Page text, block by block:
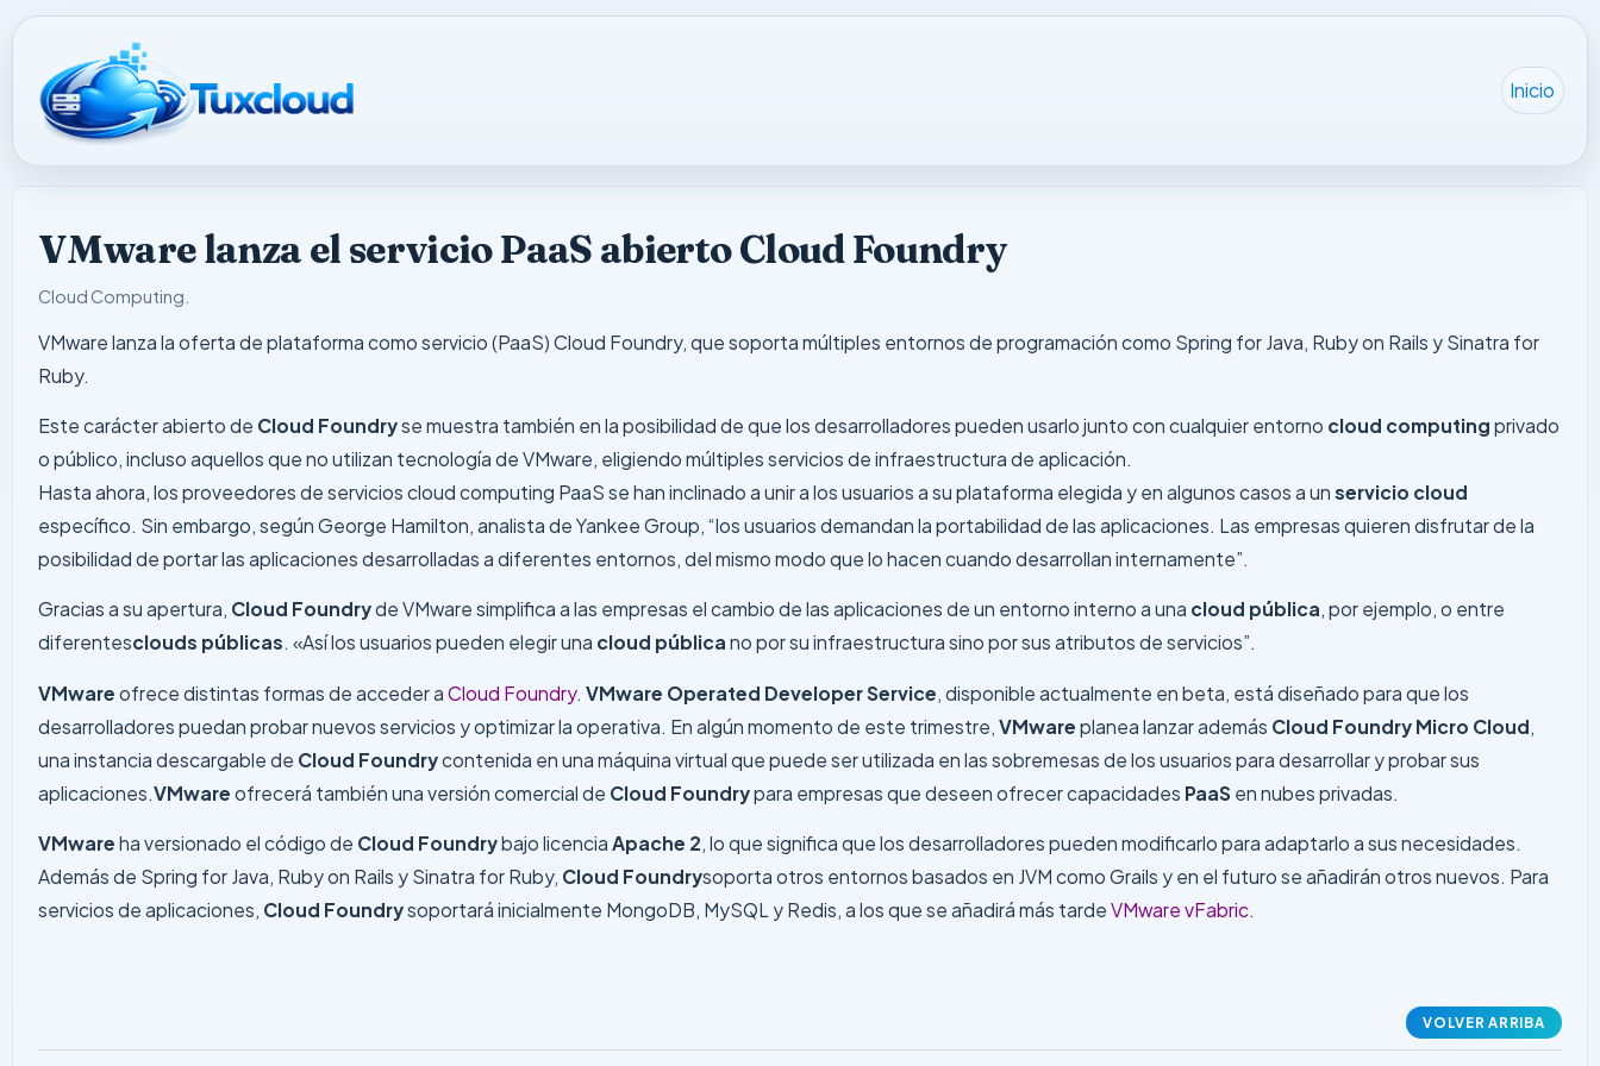
Inicio
VMware lanza el servicio PaaS abierto Cloud Foundry
Cloud Computing
VMware lanza la oferta de plataforma como servicio (PaaS) Cloud Foundry, que soporta múltiples entornos de programación como Spring for Java, Ruby on Rails y Sinatra for
Ruby.
Este carácter abierto de Cloud Foundryse muestra también en la posibilidad de que los desarrolladores pueden usarlo junto con cualquier entorno cloud computing privado
o público, incluso aquellos que no utilizan tecnología de VMware, eligiendo múltiples servicios de infraestructura de aplicación.
Hasta ahora, los proveedores de servicios cloud computing PaaS se han inclinado a unir a los usuarios a su plataforma elegida y en algunos casos a unservicio cloud
específico. Sin embargo, según George Hamilton, analista de Yankee Group, “los usuarios demandan la portabilidad de las aplicaciones. Las empresas quieren disfrutar de la
posibilidad de portar las aplicaciones desarrolladas a diferentes entornos, del mismo modo que lo hacen cuando desarrollan internamente”.
Gracias a su apertura, Cloud Foundryde VMware simplifica a las empresas el cambio de las aplicaciones de un entorno interno a una cloud pública, por ejemplo, o entre
diferentesclouds públicas. «Así los usuarios pueden elegir una cloud pública no por su infraestructura sino por sus atributos de servicios”.
VMware ofrece distintas formas de acceder aCloud Foundry.VMware Operated Developer Service , disponible actualmente en beta, está diseñado para que los
desarrolladores puedan probar nuevos servicios y optimizar la operativa. En algún momento de este trimestre,VMware planea lanzar además Cloud Foundry Micro Cloud
una instancia descargable de Cloud Foundrycontenida en una máquina virtual que puede ser utilizada en las sobremesas de los usuarios para desarrollar y probar sus
aplicaciones.VMware ofrecerá también una versión comercial de Cloud Foundrypara empresas que deseen ofrecer capacidades PaaS en nubes privadas.
VMware ha versionado el código de Cloud Foundrybajo licenciaApache 2, lo que significa que los desarrolladores pueden modificarlo para adaptarlo a sus necesidades.
Además de Spring for Java, Ruby on Rails y Sinatra for Ruby, Cloud Foundrysoporta otros entornos basados en JVM como Grails y en el futuro se añadirán otros nuevos. Para
servicios de aplicaciones, Cloud Foundrysoportará inicialmente MongoDB, MySQL y Redis, a los que se añadirá más tardeVMware vFabric.
VOLVER ARRIBA